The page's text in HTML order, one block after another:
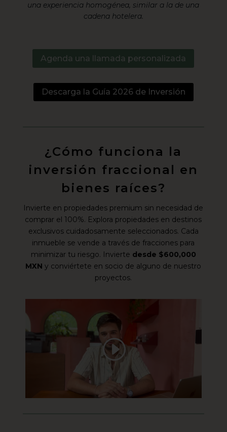
una experiencia homogénea, similar a la de una
cadena hotelera.
Agenda una llamada personalizada
Descarga la Guía 2026 de Inversión
¿Cómo funciona la
inversión fraccional en
bienes raíces?
Invierte en propiedades premium sin necesidad de
comprar el 100%. Explora propiedades en destinos
exclusivos cuidadosamente seleccionados. Cada
inmueble se vende a través de fracciones para
minimizar tu riesgo. Invierte desde $600,000
MXN y conviértete en socio de alguno de nuestro
proyectos.